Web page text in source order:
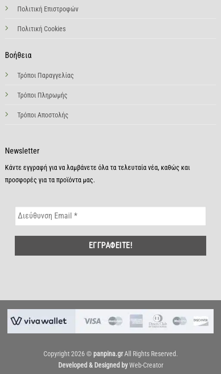
Πολιτική Επιστροφών
Πολιτική Cookies
Βοήθεια
Τρόποι Παραγγελίας
Τρόποι Πληρωμής
Τρόποι Αποστολής
Newsletter
Κάντε εγγραφή για να λαμβάνετε όλα τα τελευταία νέα, καθώς και
προσφορές για τα προϊόντα μας.
Copyright 2026 © panpina.grAll Rights Reserved.
Developed & Designed byWeb-Creator